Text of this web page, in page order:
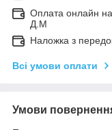
Оплата онлайн
Д.М
Наложка з
Всі умови оплати
Умови